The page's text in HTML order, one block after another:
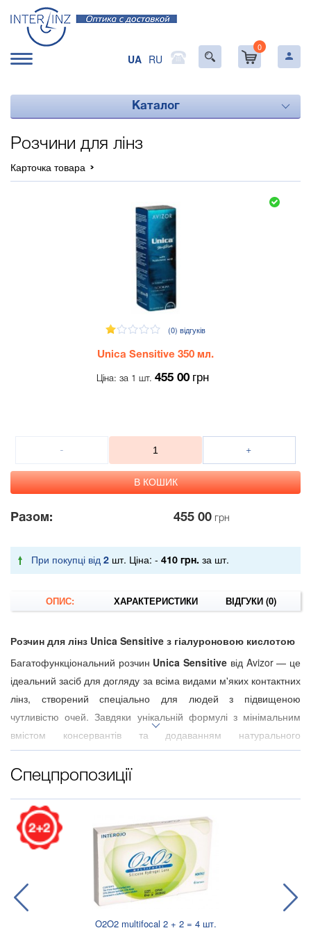
UA RU
0
Каталог
Розчини для лінз
Карточка товара
(0) відгуків
Unica Sensitive 350 мл.
Ціна: за 1 шт. 455 00 грн
Разом: 455 00 грн
При покупці від 2 шт. Ціна: - 410 грн. за шт.
ОПИС: ХАРАКТЕРИСТИКИ ВІДГУКИ (0)
Розчин для лінз Unica Sensitive з гіалуроновою кислотою
Багатофункціональний розчин Unica Sensitive від Avizor — це
ідеальний засіб для догляду за всіма видами м'яких контактних
лінз, створений спеціально для людей з підвищеною
чутливістю очей. Завдяки унікальній формулі з мінімальним
вмістом консервантів та додаванням натурального
зволожувача, розчин забезпечує максимальний комфорт з
першої секунди надягання лінзи.
Цей універсальний засіб виконує повний цикл догляду за
вашими лінзами:
Глибоке очищення— ефективно видаляє протеїнові,
ліпідні та кальцієві відкладення.
Дезінфекція
— знищує шкідливі мікроорганізми, бактерії та
грибки без подразнення слизової.
Зберігання та промивання — підтримує лінзи в
Спецпропозиції
.
O2O2 multifocal 2 + 2 = 4 шт.